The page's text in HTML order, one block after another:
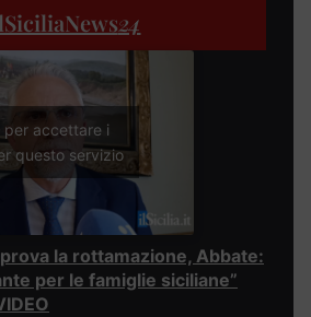
24
per accettare i
questo servizio
la rottamazione, Abbate:
per le famiglie siciliane”